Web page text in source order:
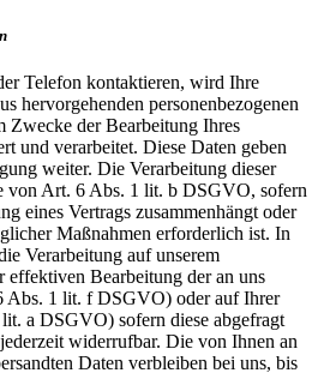
Telefon kontaktieren, wird Ihre
hervorgehenden personenbezogenen
Zwecke der Bearbeitung Ihres
und verarbeitet. Diese Daten geben
weiter. Die Verarbeitung dieser
von Art. 6 Abs. 1 lit. b DSGVO, sofern
eines Vertrags zusammenhängt oder
Maßnahmen erforderlich ist. In
Verarbeitung auf unserem
effektiven Bearbeitung der an uns
Abs. 1 lit. f DSGVO) oder auf Ihrer
a DSGVO) sofern diese abgefragt
widerrufbar. Die von Ihnen an
Daten verbleiben bei uns, bis